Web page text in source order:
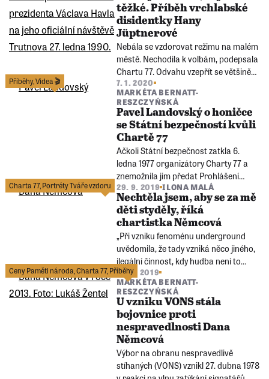
těžké. Příběh vrchlabské
disidentky Hany
Jüptnerové
Nebála se vzdorovat režimu na malém
městě. Nechodila k volbám, podepsala
Chartu 77. Odvahu vzepřít se většině
projevila i po sametové revoluci – stala
se pěstounkou romských dětí a
usilovala o uctění památky
zavražděných sudetských Němců.
Příběhy,Videa 🎬
7. 1. 2020
MARKÉTA BERNATT-
RESZCZYŃSKÁ
Pavel Landovský o honičce
se Státní bezpečností kvůli
Chartě 77
Ačkoli Státní bezpečnost zatkla 6.
ledna 1977 organizátory Charty 77 a
znemožnila jim předat Prohlášení
Charty 77 Federálnímu shromáždění
ČSSR, nezabránila zveřejnění Charty
77 o den později ve světovém tisku.
Charta 77,Portréty Tváře vzdoru 29. 9. 2019 ILONA MALÁ
Nechtěla jsem, aby se za mě
děti styděly, říká
chartistka Němcová
„Při vzniku fenoménu underground
uvědomila, že tady vzniká něco jiného,
ilegální činnost, kdy hudba není to
hlavní. Hlavní byla snaha přežít,“
vysvětluje Dana Němcová motivy, proč
hudebníky všemožně podporovala.
Ceny Paměti národa,Charta 77,Příběhy
26. 4. 2019
MARKÉTA BERNATT-
RESZCZYŃSKÁ
U vzniku VONS stála
bojovnice proti
nespravedlnosti Dana
Němcová
Výbor na obranu nespravedlivě
stíhaných (VONS) vznikl 27. dubna 1978